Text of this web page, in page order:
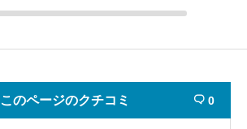
このページのクチコミ  0